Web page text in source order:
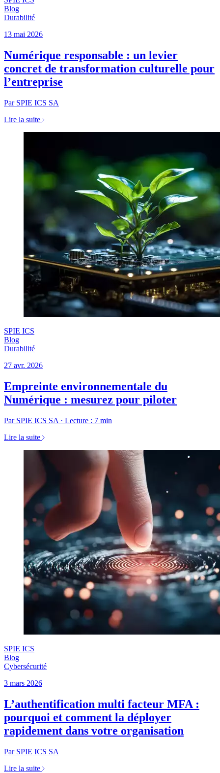
Blog
Durabilité
13 mai 2026
Numérique responsable : un levier
concret de transformation culturelle pour
l’entreprise
Par SPIE ICS SA
Lire la suite
SPIE ICS
Blog
Durabilité
27 avr. 2026
Empreinte environnementale du
Numérique : mesurez pour piloter
Par SPIE ICS SA · Lecture : 7 min
Lire la suite
SPIE ICS
Blog
Cybersécurité
3 mars 2026
L’authentification multi facteur MFA :
pourquoi et comment la déployer
rapidement dans votre organisation
Par SPIE ICS SA
Lire la suite